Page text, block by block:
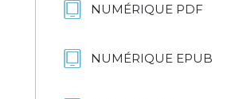
NUMÉRIQUE PDF
NUMÉRIQUE EPUB